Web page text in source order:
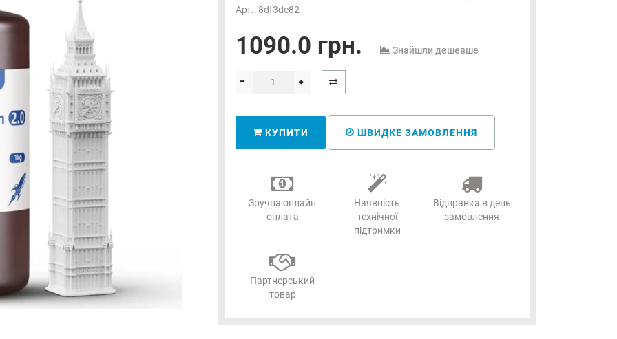
Арт.: 8df3de82
1090.0 грн. Знайшли дешевше
КУПИТИ ШВИДКЕ ЗАМОВЛЕННЯ
Зручна онлайн
оплата
Наявність
технічної
підтримки
Відправка в день
замовлення
Партнерський
товар
Підписатися